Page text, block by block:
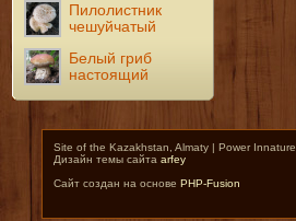
Пилолистник
чешуйчатый
Белый гриб
настоящий
Site of the Kazakhstan, Almaty | Power Innature
Дизайн темы сайта arfey
Сайт создан на основе PHP-Fusion